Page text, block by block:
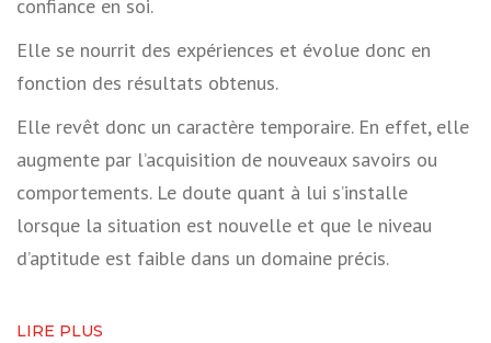
confiance en soi.
Elle se nourrit des expériences et évolue donc en
fonction des résultats obtenus.
Elle revêt donc un caractère temporaire. En effet, elle
augmente par l’acquisition de nouveaux savoirs ou
comportements. Le doute quant à lui s’installe
lorsque la situation est nouvelle et que le niveau
d’aptitude est faible dans un domaine précis.
LIRE PLUS